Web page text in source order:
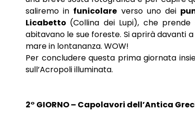
saliremo in funicolare verso uno dei
Licabetto (Collina dei Lupi), che
abitavano le sue foreste. Si aprirà davanti
mare in lontananza. WOW!
Per concludere questa prima giornata
sull’Acropoli illuminata.
2° GIORNO – Capolavori dell’Antica